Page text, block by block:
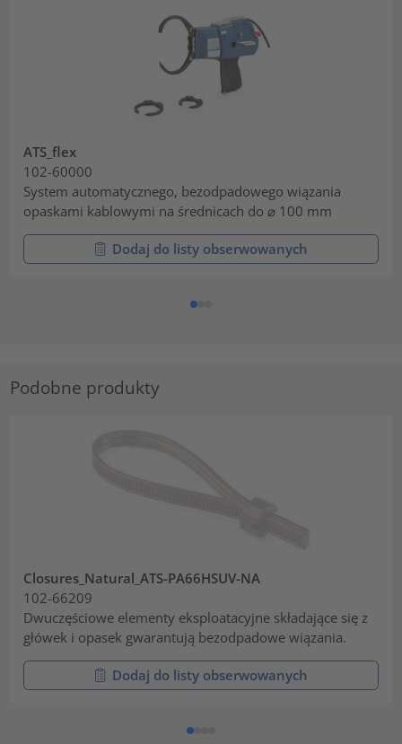
ATS_flex
102-60000
System automatycznego, bezodpadowego wiązania
opaskami kablowymi na średnicach do ⌀ 100 mm
Dodaj do listy obserwowanych
Podobne produkty
Closures_Natural_ATS-PA66HSUV-NA
102-66209
Dwuczęściowe elementy eksploatacyjne składające się z
główek i opasek gwarantują bezodpadowe wiązania.
Dodaj do listy obserwowanych